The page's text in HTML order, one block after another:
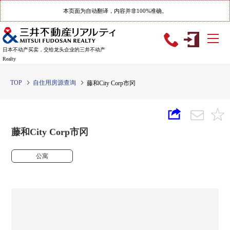
本页面为自动翻译，内容并非100%准确。
日本不动产买卖，交给龙头企业的三井不动产
Realty
TOP 自住用房源查询 藤和City Corp市冈
藤和City Corp市冈
公寓